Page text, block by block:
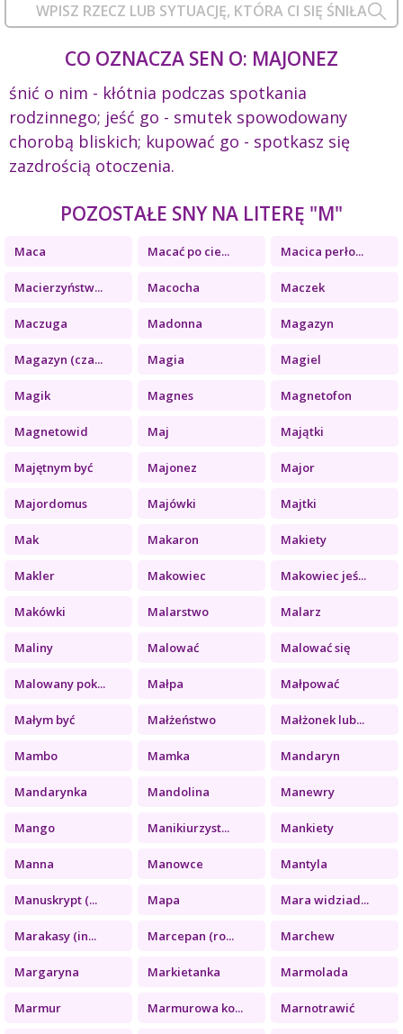
CO OZNACZA SEN O: MAJONEZ
śnić o nim - kłótnia podczas spotkania
rodzinnego; jeść go - smutek spowodowany
chorobą bliskich; kupować go - spotkasz się
zazdrością otoczenia.
POZOSTAŁE SNY NA LITERĘ "M"
Maca Macać po cie... Macica perło...
Macierzyństw... Macocha Maczek
Maczuga Madonna Magazyn
Magazyn (cza... Magia Magiel
Magik Magnes Magnetofon
Magnetowid Maj Majątki
Majętnym być Majonez Major
Majordomus Majówki Majtki
Mak Makaron Makiety
Makler Makowiec Makowiec jeś...
Makówki Malarstwo Malarz
Maliny Malować Malować się
Malowany pok... Małpa Małpować
Małym być Małżeństwo Małżonek lub...
Mambo Mamka Mandaryn
Mandarynka Mandolina Manewry
Mango Manikiurzyst... Mankiety
Manna Manowce Mantyla
Manuskrypt (... Mapa Mara widziad...
Marakasy (in... Marcepan (ro... Marchew
Margaryna Markietanka Marmolada
Marmur Marmurowa ko... Marnotrawić